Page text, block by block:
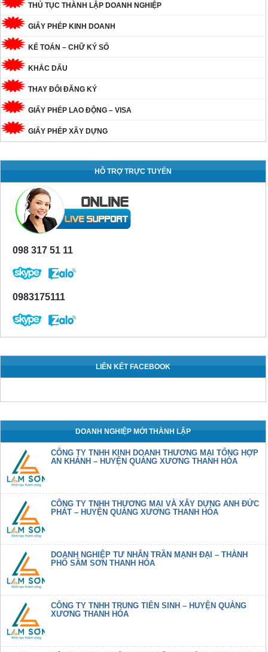
THỦ TỤC THÀNH LẬP DOANH NGHIỆP
GIẤY PHÉP KINH DOANH
KẾ TOÁN – CHỮ KÝ SỐ
KHẮC DẤU
THAY ĐỔI ĐĂNG KÝ
GIẤY PHÉP LAO ĐỘNG – VISA
GIẤY PHÉP XÂY DỰNG
HỖ TRỢ TRỰC TUYẾN
098 317 51 11
0983175111
LIÊN KẾT FACEBOOK
DOANH NGHIỆP MỚI THÀNH LẬP
CÔNG TY TNHH KINH DOANH THƯƠNG MẠI TỔNG HỢP
AN KHÁNH – HUYỆN QUẢNG XƯƠNG THANH HÓA
CÔNG TY TNHH THƯƠNG MẠI VÀ XÂY DỰNG ANH ĐỨC
PHÁT – HUYỆN QUẢNG XƯƠNG THANH HÓA
DOANH NGHIỆP TƯ NHÂN TRẦN MẠNH ĐẠI – THÀNH
PHỐ SẦM SƠN THANH HÓA
CÔNG TY TNHH TRUNG TIÊN SINH – HUYỆN QUẢNG
XƯƠNG THANH HÓA